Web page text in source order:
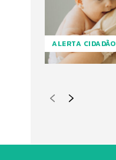
ALERTA CIDADÃO